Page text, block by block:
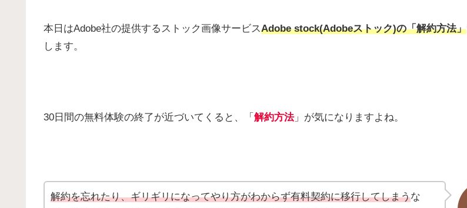
本日はAdobe社の提供するストック画像サービスAdobe stock(Adobeストック)の「解約方法」
します。
30日間の無料体験の終了が近づいてくると、「 解約方法」が気になりますよね。
解約を忘れたり、ギリギリになってやり方がわからず有料契約に移行してしまうな